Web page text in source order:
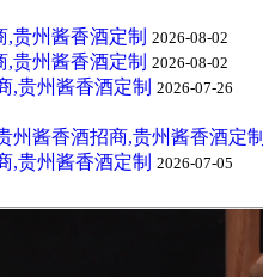
贵州酱香酒定制 2026-08-02
贵州酱香酒定制 2026-08-02
,贵州酱香酒定制 2026-07-26
州酱香酒招商,贵州酱香酒定制
,贵州酱香酒定制 2026-07-05